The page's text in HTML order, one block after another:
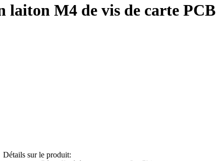
M4 de vis de carte
Détails sur le produit: